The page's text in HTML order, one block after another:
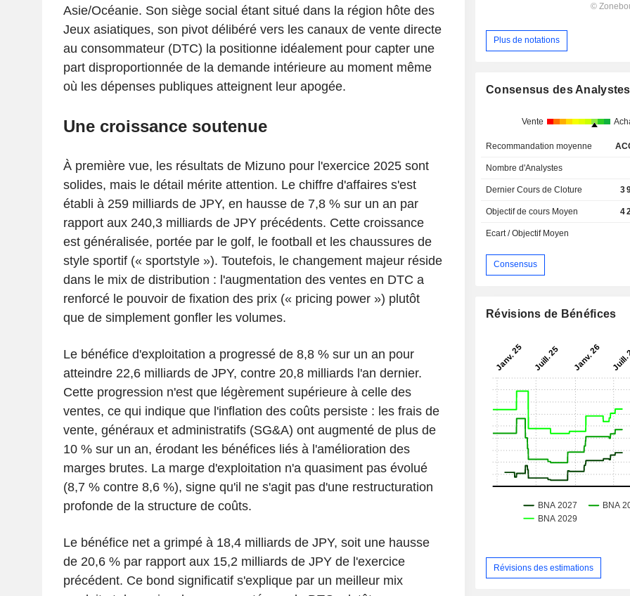
Asie/Océanie. Son siège social étant situé dans la région hôte des
Jeux asiatiques, son pivot délibéré vers les canaux de vente directe
au consommateur (DTC) la positionne idéalement pour capter une
part disproportionnée de la demande intérieure au moment même
où les dépenses publiques atteignent leur apogée.
Une croissance soutenue
À première vue, les résultats de Mizuno pour l'exercice 2025 sont
solides, mais le détail mérite attention. Le chiffre d'affaires s'est
établi à 259 milliards de JPY, en hausse de 7,8 % sur un an par
rapport aux 240,3 milliards de JPY précédents. Cette croissance
est généralisée, portée par le golf, le football et les chaussures de
style sportif (« sportstyle »). Toutefois, le changement majeur réside
dans le mix de distribution : l'augmentation des ventes en DTC a
renforcé le pouvoir de fixation des prix (« pricing power ») plutôt
que de simplement gonfler les volumes.
Le bénéfice d'exploitation a progressé de 8,8 % sur un an pour
atteindre 22,6 milliards de JPY, contre 20,8 milliards l'an dernier.
Cette progression n'est que légèrement supérieure à celle des
ventes, ce qui indique que l'inflation des coûts persiste : les frais de
vente, généraux et administratifs (SG&A) ont augmenté de plus de
10 % sur un an, érodant les bénéfices liés à l'amélioration des
marges brutes. La marge d'exploitation n'a quasiment pas évolué
(8,7 % contre 8,6 %), signe qu'il ne s'agit pas d'une restructuration
profonde de la structure de coûts.
Le bénéfice net a grimpé à 18,4 milliards de JPY, soit une hausse
de 20,6 % par rapport aux 15,2 milliards de JPY de l'exercice
précédent. Ce bond significatif s'explique par un meilleur mix
Plus de notations
Consensus des Analystes
Vente
Recommandation moyenne
Nombre d'Analystes
Dernier Cours de Cloture 3
Objectif de cours Moyen 4
Ecart / Objectif Moyen
Consensus
Révisions de Bénéfices
Révisions des estimations